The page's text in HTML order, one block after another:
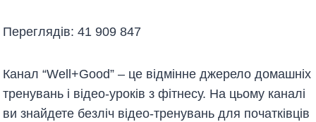
Переглядів: 41 909 847
Канал “Well+Good” – це відмінне джерело домашніх
тренувань і відео-уроків з фітнесу. На цьому каналі
ви знайдете безліч відео-тренувань для початківців